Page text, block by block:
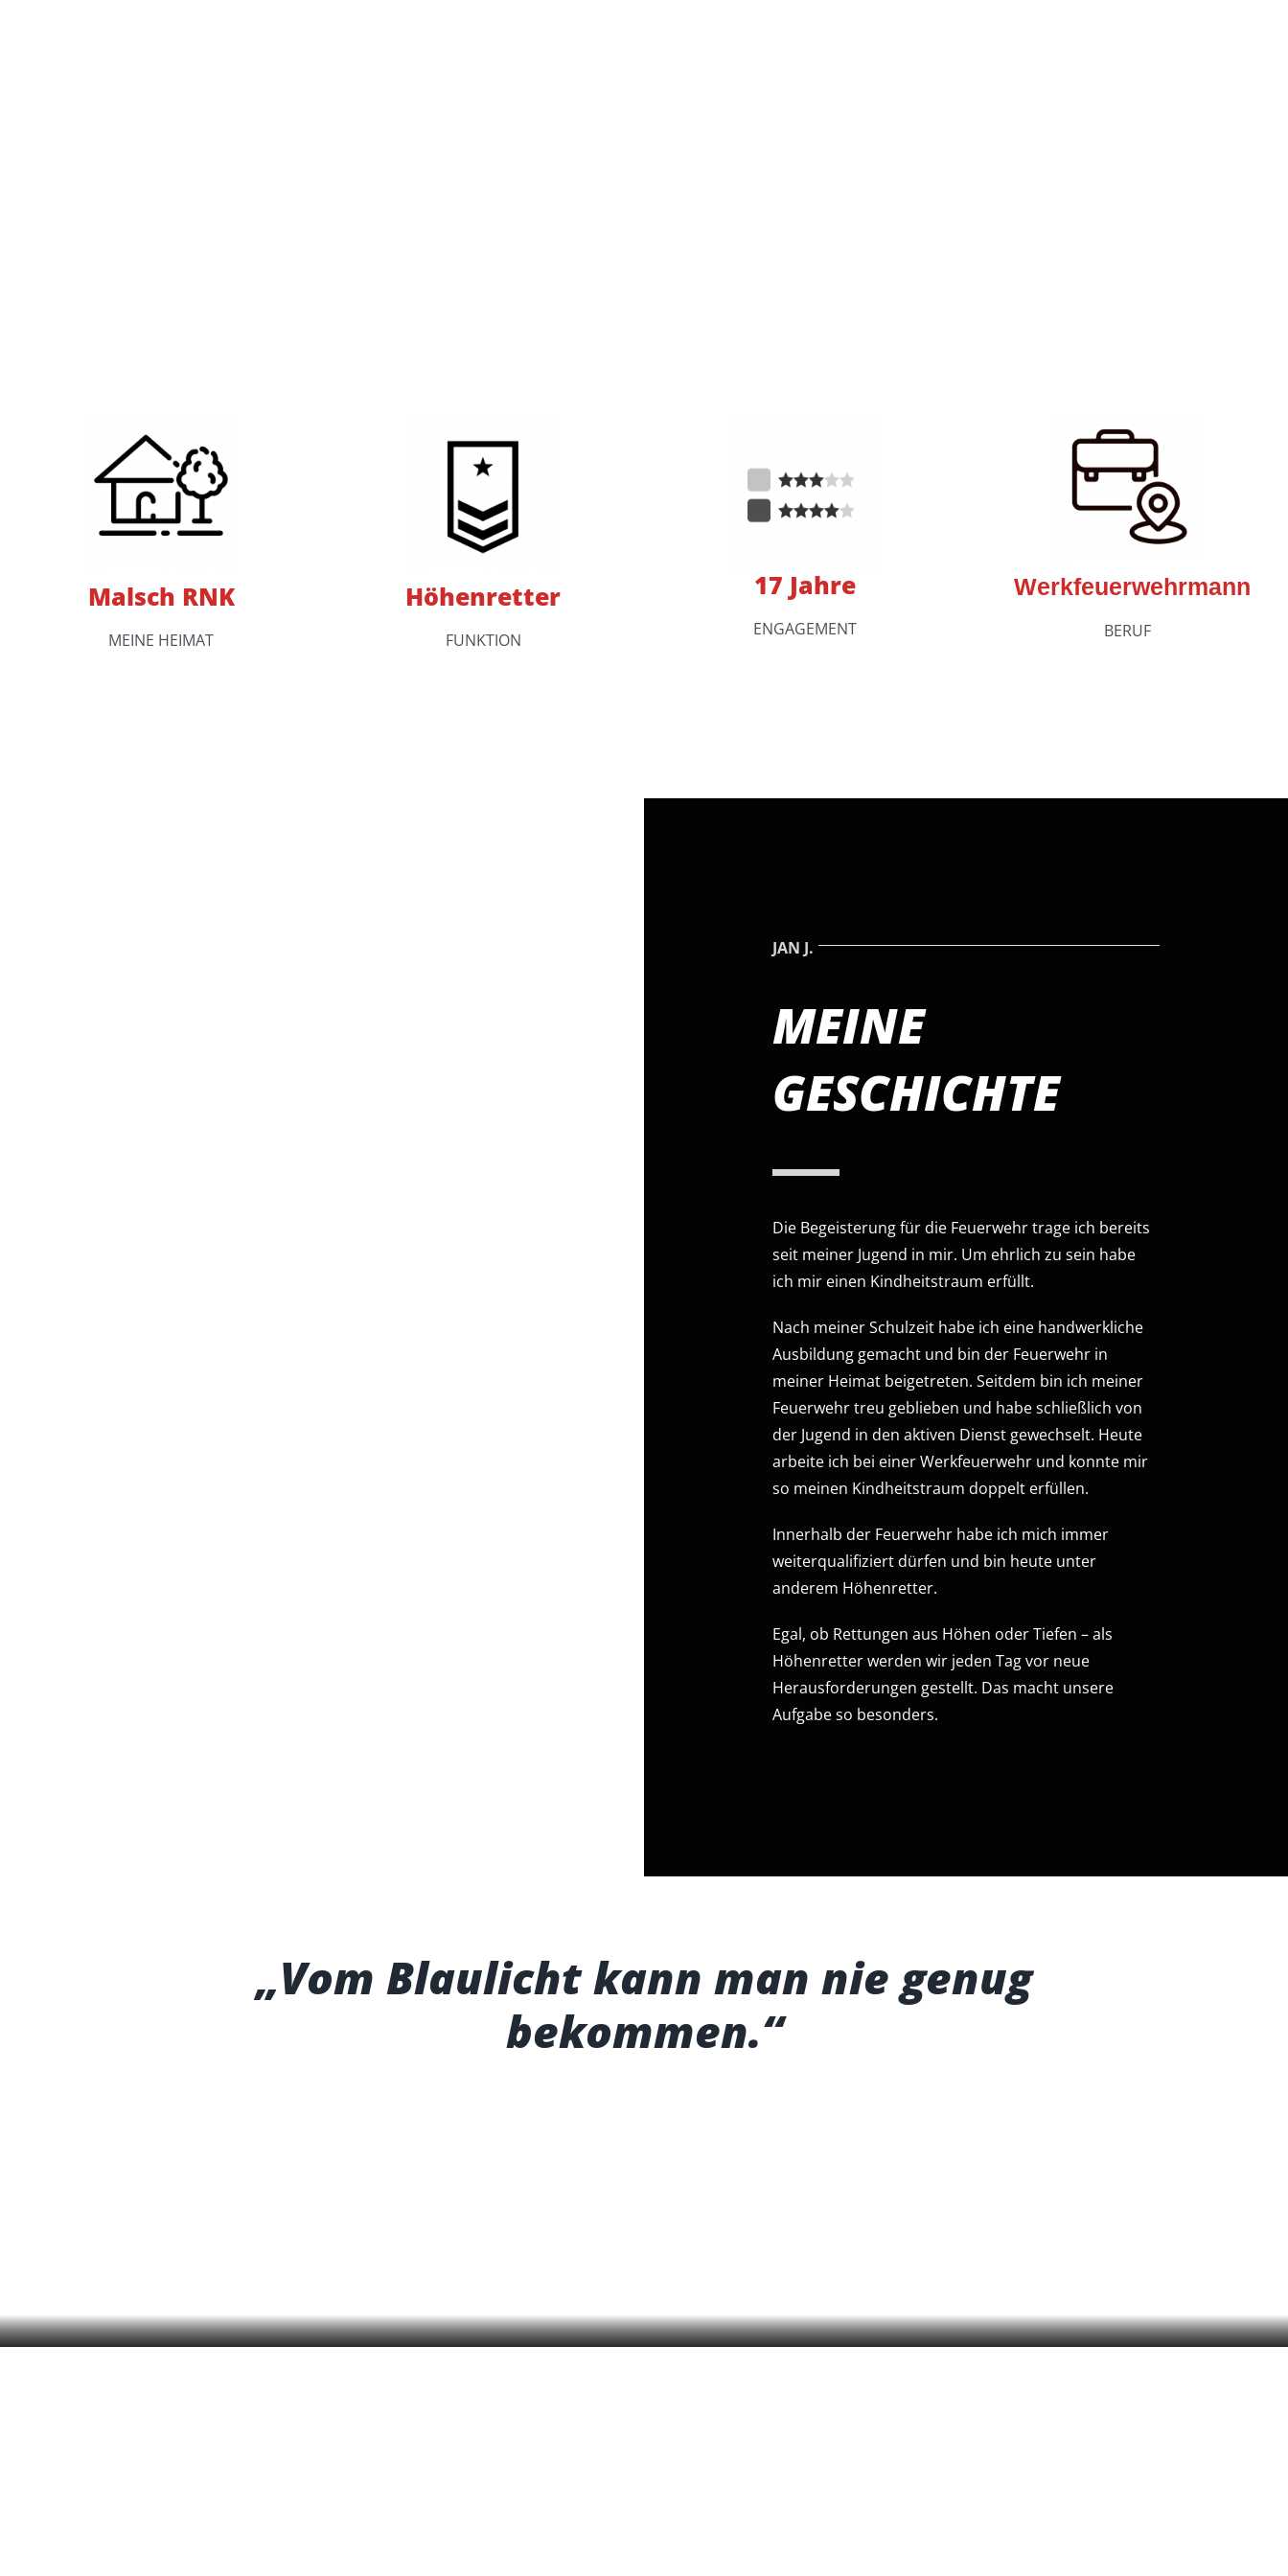
Malsch RNK
MEINE HEIMAT
Höhenretter
FUNKTION
17 Jahre
ENGAGEMENT
Werkfeuerwehrmann
BERUF
JAN J.
MEINE
GESCHICHTE
Die Begeisterung für die Feuerwehr trage ich bereits
seit meiner Jugend in mir. Um ehrlich zu sein habe
ich mir einen Kindheitstraum erfüllt.
Nach meiner Schulzeit habe ich eine handwerkliche
Ausbildung gemacht und bin der Feuerwehr in
meiner Heimat beigetreten. Seitdem bin ich meiner
Feuerwehr treu geblieben und habe schließlich von
der Jugend in den aktiven Dienst gewechselt. Heute
arbeite ich bei einer Werkfeuerwehr und konnte mir
so meinen Kindheitstraum doppelt erfüllen.
Innerhalb der Feuerwehr habe ich mich immer
weiterqualifiziert dürfen und bin heute unter
anderem Höhenretter.
Egal, ob Rettungen aus Höhen oder Tiefen – als
Höhenretter werden wir jeden Tag vor neue
Herausforderungen gestellt. Das macht unsere
Aufgabe so besonders.
„Vom Blaulicht kann man nie genug
bekommen.“